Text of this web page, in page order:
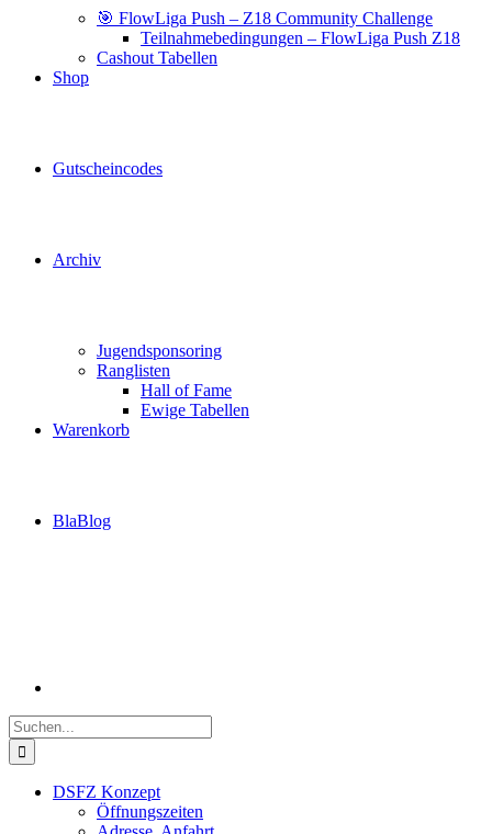
🎯 FlowLiga Push – Z18 Community Challenge
Teilnahmebedingungen – FlowLiga Push Z18
Cashout Tabellen
Shop
Gutscheincodes
Archiv
Jugendsponsoring
Ranglisten
Hall of Fame
Ewige Tabellen
Warenkorb
BlaBlog
Suche
nach:
DSFZ Konzept
Öffnungszeiten